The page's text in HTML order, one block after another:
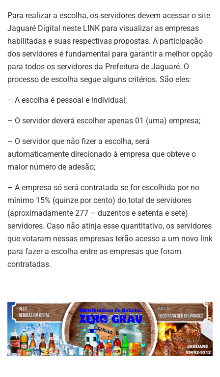
Para realizar a escolha, os servidores devem acessar o site
Jaguaré Digital neste LINK para visualizar as empresas
habilitadas e suas respectivas propostas. A participação
dos servidores é fundamental para garantir a melhor opção
para todos os servidores da Prefeitura de Jaguaré. O
processo de escolha segue alguns critérios. São eles:
– A escolha é pessoal e individual;
– O servidor deverá escolher apenas 01 (uma) empresa;
– O servidor que não fizer a escolha, será
automaticamente direcionado à empresa que obteve o
maior número de adesão;
– A empresa só será contratada se for escolhida por no
mínimo 15% (quinze por cento) do total de servidores
(aproximadamente 277 – duzentos e setenta e sete)
servidores. Caso não atinja esse quantitativo, os servidores
que votaram nessas empresas terão acesso a um novo link
para fazer a escolha entre as empresas que foram
contratadas.